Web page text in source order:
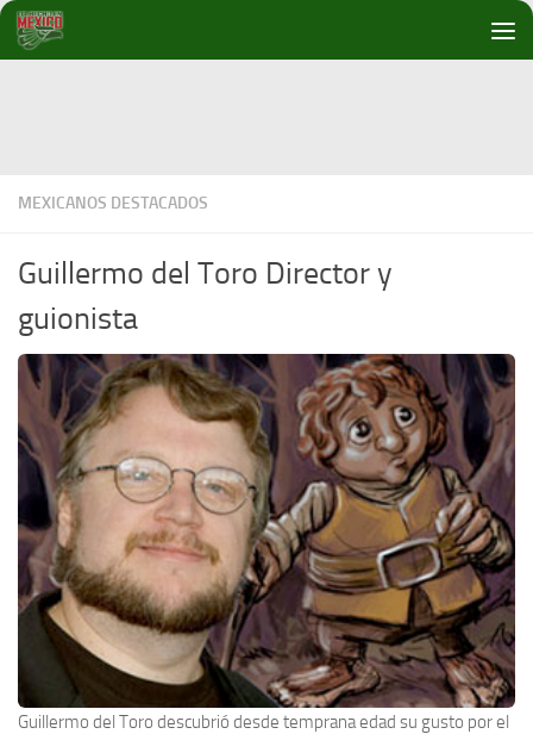
Debajo del contenido
MEXICANOS DESTACADOS
Guillermo del Toro Director y
guionista
Guillermo del Toro descubrió desde temprana edad su gusto por el